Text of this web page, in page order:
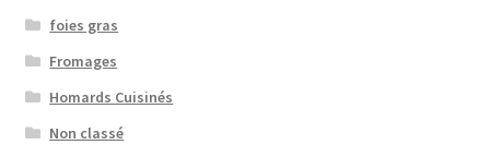
foies gras
Fromages
Homards Cuisinés
Non classé